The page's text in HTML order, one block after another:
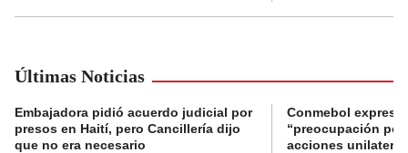
Últimas Noticias
Embajadora pidió acuerdo judicial por
presos en Haití, pero Cancillería dijo
que no era necesario
Conmebol expresó
“preocupación
acciones